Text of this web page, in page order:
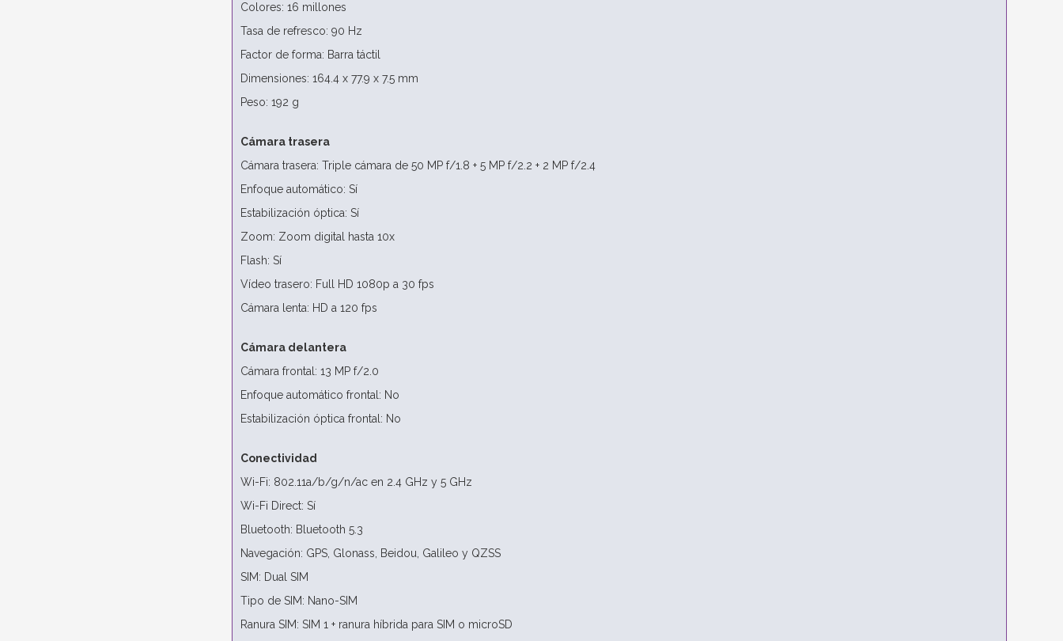
Colores: 16 millones
Tasa de refresco: 90 Hz
Factor de forma: Barra táctil
Dimensiones: 164.4 x 77.9 x 7.5 mm
Peso: 192 g
Cámara trasera
Cámara trasera: Triple cámara de 50 MP f/1.8 + 5 MP f/2.2 + 2 MP f/2.4
Enfoque automático: Sí
Estabilización óptica: Sí
Zoom: Zoom digital hasta 10x
Flash: Sí
Vídeo trasero: Full HD 1080p a 30 fps
Cámara lenta: HD a 120 fps
Cámara delantera
Cámara frontal: 13 MP f/2.0
Enfoque automático frontal: No
Estabilización óptica frontal: No
Conectividad
Wi-Fi: 802.11a/b/g/n/ac en 2.4 GHz y 5 GHz
Wi-Fi Direct: Sí
Bluetooth: Bluetooth 5.3
Navegación: GPS, Glonass, Beidou, Galileo y QZSS
SIM: Dual SIM
Tipo de SIM: Nano-SIM
Ranura SIM: SIM 1 + ranura híbrida para SIM o microSD